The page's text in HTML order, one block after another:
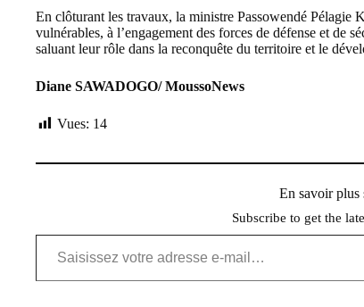
En clôturant les travaux, la ministre Passowendé Pélagie
vulnérables, à l’engagement des forces de défense et de
saluant leur rôle dans la reconquête du territoire et le
Diane SAWADOGO/ MoussoNews
Vues: 14
En savoir plus
Subscribe to get the
Saisissez votre adresse e-mail…